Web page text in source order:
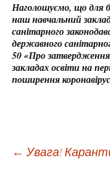
Наголошуємо, що для
наш навчальний
санітарного
державного
50 «Про затвердження
закладах освіти на
поширення
← Увага!